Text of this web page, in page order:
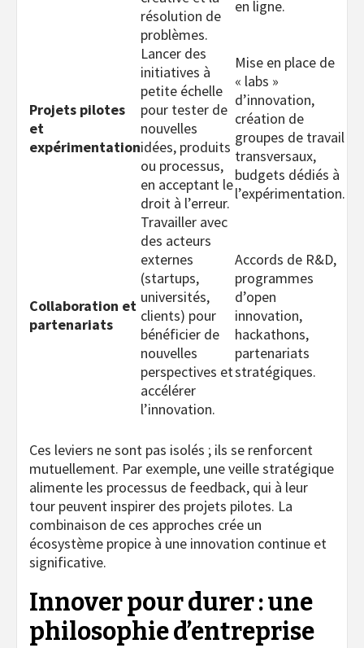
résolution de
problèmes.
en ligne.
Projets pilotes
et
expérimentation
Lancer des
initiatives à
petite échelle
pour tester de
nouvelles
idées, produits
ou processus,
en acceptant le
droit à l’erreur.
Mise en place de
« labs »
d’innovation,
création de
groupes de travail
transversaux,
budgets dédiés à
l’expérimentation.
Collaboration et
partenariats
Travailler avec
des acteurs
externes
(startups,
universités,
clients) pour
bénéficier de
nouvelles
perspectives et
accélérer
l’innovation.
Accords de R&D,
programmes
d’open
innovation,
hackathons,
partenariats
stratégiques.
Ces leviers ne sont pas isolés ; ils se renforcent
mutuellement. Par exemple, une veille stratégique
alimente les processus de feedback, qui à leur
tour peuvent inspirer des projets pilotes. La
combinaison de ces approches crée un
écosystème propice à une innovation continue et
significative.
Innover pour durer : une
philosophie d’entreprise